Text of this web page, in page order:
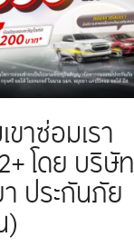
ขาซ่อมเรา
โดย บริษัท
ประกันภัย
)